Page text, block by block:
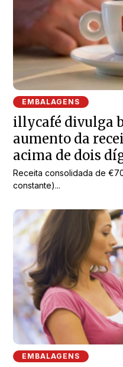
EMBALAGENS
illycafé divulga
aumento da
acima de dois
Receita consolidada de
constante)...
EMBALAGENS